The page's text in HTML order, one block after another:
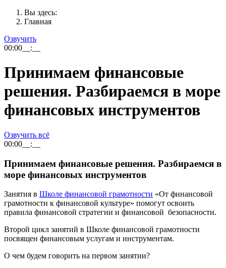
Вы здесь:
Главная
Озвучить
00:00 __:__
Принимаем финансовые
решения. Разбираемся в море
финансовых инструментов
Озвучить всё
00:00 __:__
Принимаем финансовые решения. Разбираемся в
море финансовых инструментов
Занятия в Школе финансовой грамотности «От финансовой
грамотности к финансовой культуре» помогут освоить
правила финансовой стратегии и финансовой безопасности.
Второй цикл занятий в Школе финансовой грамотности
посвящен финансовым услугам и инструментам.
О чем будем говорить на первом занятии?